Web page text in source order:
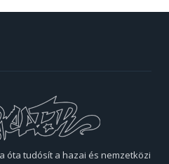
óta tudósít a hazai és nemzetközi